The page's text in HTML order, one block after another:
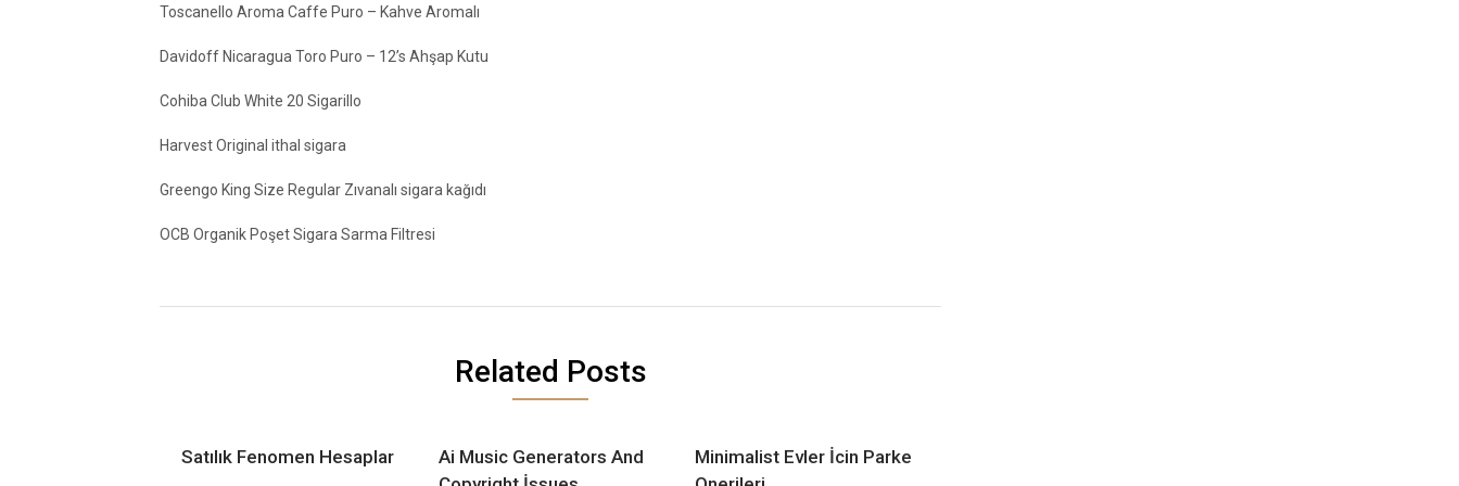
Toscanello Aroma Caffe Puro – Kahve Aromalı
Davidoff Nicaragua Toro Puro – 12’s Ahşap Kutu
Cohiba Club White 20 Sigarillo
Harvest Original ithal sigara
Greengo King Size Regular Zıvanalı sigara kağıdı
OCB Organik Poşet Sigara Sarma Filtresi
Related Posts
Satılık Fenomen Hesaplar
Ai Music Generators And
Minimalist Evler İcin Parke